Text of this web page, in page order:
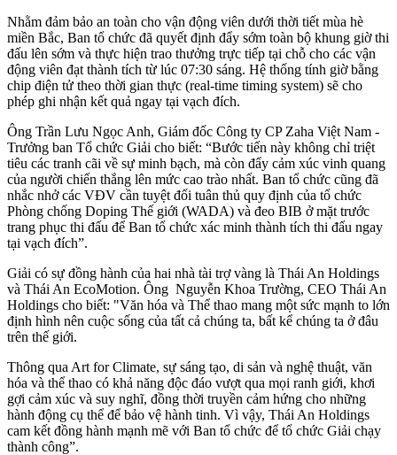
Nhằm đảm bảo an toàn cho vận động viên dưới thời tiết mùa hè
miền Bắc, Ban tổ chức đã quyết định đẩy sớm toàn bộ khung giờ thi
đấu lên sớm và thực hiện trao thưởng trực tiếp tại chỗ cho các vận
động viên đạt thành tích từ lúc 07:30 sáng. Hệ thống tính giờ bằng
chip điện tử theo thời gian thực (real-time timing system) sẽ cho
phép ghi nhận kết quả ngay tại vạch đích.
Ông Trần Lưu Ngọc Anh, Giám đốc Công ty CP Zaha Việt Nam -
Trưởng ban Tổ chức Giải cho biết: “Bước tiến này không chỉ triệt
tiêu các tranh cãi về sự minh bạch, mà còn đẩy cảm xúc vinh quang
của người chiến thắng lên mức cao trào nhất. Ban tổ chức cũng đã
nhắc nhở các VĐV cần tuyệt đối tuân thủ quy định của tổ chức
Phòng chống Doping Thế giới (WADA) và đeo BIB ở mặt trước
trang phục thi đấu để Ban tổ chức xác minh thành tích thi đấu ngay
tại vạch đích”.
Giải có sự đồng hành của hai nhà tài trợ vàng là Thái An Holdings
và Thái An EcoMotion. Ông Nguyễn Khoa Trường, CEO Thái An
Holdings cho biết: "Văn hóa và Thể thao mang một sức mạnh to lớn
định hình nên cuộc sống của tất cả chúng ta, bất kể chúng ta ở đâu
trên thế giới.
Thông qua Art for Climate, sự sáng tạo, di sản và nghệ thuật, văn
hóa và thể thao có khả năng độc đáo vượt qua mọi ranh giới, khơi
gợi cảm xúc và suy nghĩ, đồng thời truyền cảm hứng cho những
hành động cụ thể để bảo vệ hành tinh. Vì vậy, Thái An Holdings
cam kết đồng hành mạnh mẽ với Ban tổ chức để tổ chức Giải chạy
thành công”.